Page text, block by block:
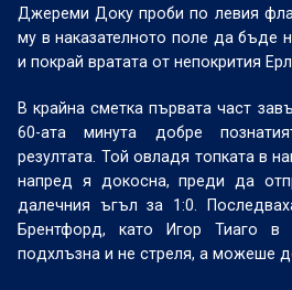
Джереми Доку проби по левия
му в наказателното поле да бъде
и покрай вратата от непокрития
В крайна сметка първата част
60-ата минута добре
резултата. Той овладя топката в
напред я докосна, преди да
далечния ъгъл за 1:0.
Брентфорд, като Игор Тиаго
подхлъзна и не стреля, а можеше